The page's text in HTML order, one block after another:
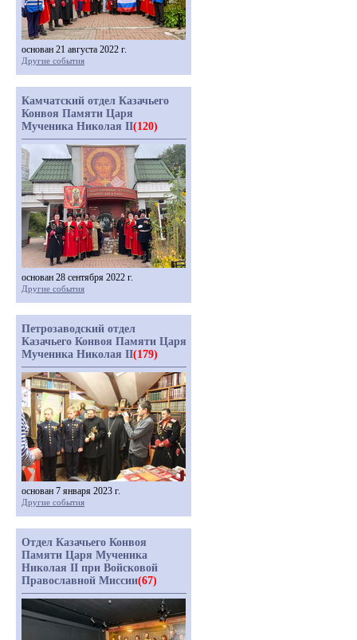
основан 21 августа 2022 г.
Другие события
Камчатский отдел Казачьего
Конвоя Памяти Царя
Мученика Николая II(120)
основан 28 сентября 2022 г.
Другие события
Петрозаводский отдел
Казачьего Конвоя Памяти Царя
Мученика Николая II(179)
основан 7 января 2023 г.
Другие события
Отдел Казачьего Конвоя
Памяти Царя Мученика
Николая II при Войсковой
Православной Миссии(67)